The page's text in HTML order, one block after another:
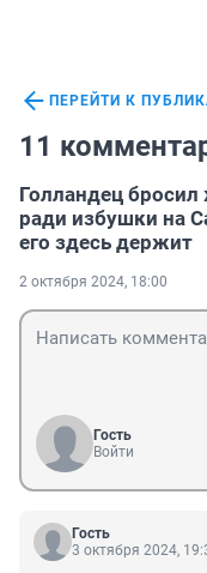
ПЕРЕЙТИ К
11
Голландец
ради избушки на
его здесь держит
2 октября 2024, 18:00
Гость
Войти
Гость
3 октября 2024,